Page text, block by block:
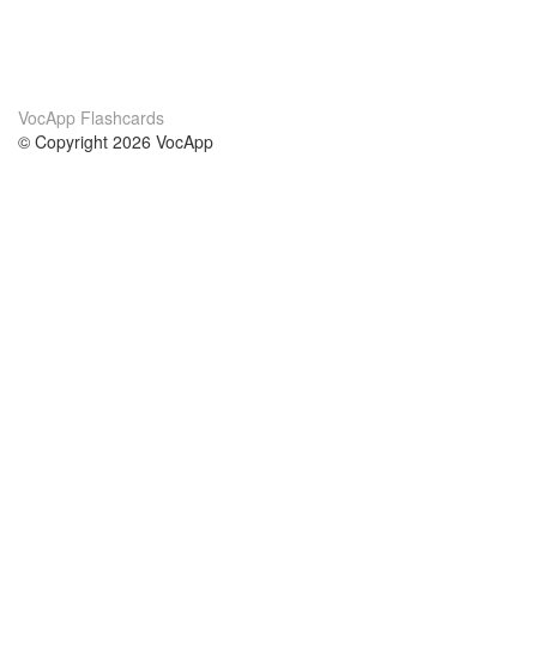
VocApp Flashcards
© Copyright 2026 VocApp